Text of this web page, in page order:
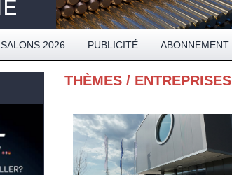
SALONS 2026 PUBLICITÉ ABONNEMENT
THÈMES / ENTREPRISES